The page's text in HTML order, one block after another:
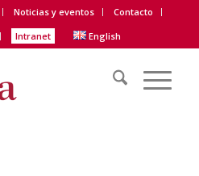
Noticias y eventos
Contacto
Intranet English